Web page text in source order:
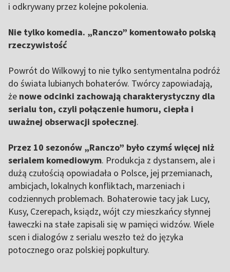
i odkrywany przez kolejne pokolenia.
Nie tylko komedia. „Ranczo” komentowało polską
rzeczywistość
Powrót do Wilkowyj to nie tylko sentymentalna podróż
do świata lubianych bohaterów. Twórcy zapowiadają,
że nowe odcinki zachowają charakterystyczny dla
serialu ton, czyli połączenie humoru, ciepła i
uważnej obserwacji społecznej.
Przez 10 sezonów „Ranczo” było czymś więcej niż
serialem komediowym. Produkcja z dystansem, ale i
dużą czułością opowiadała o Polsce, jej przemianach,
ambicjach, lokalnych konfliktach, marzeniach i
codziennych problemach. Bohaterowie tacy jak Lucy,
Kusy, Czerepach, ksiądz, wójt czy mieszkańcy słynnej
ławeczki na stałe zapisali się w pamięci widzów. Wiele
scen i dialogów z serialu weszło też do języka
potocznego oraz polskiej popkultury.